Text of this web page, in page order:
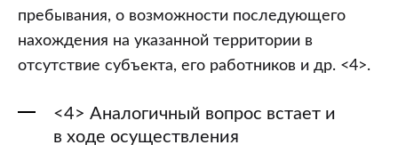
пребывания, о возможности последующего
нахождения на указанной территории в
отсутствие субъекта, его работников и др. <4>.
<4> Аналогичный вопрос встает и
в ходе осуществления